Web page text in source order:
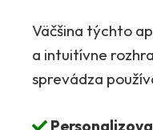
Väčšina týchto
a intuitívne
sprevádza